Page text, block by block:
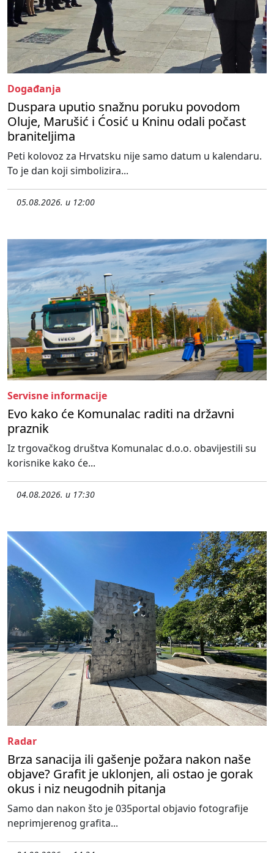
Događanja
Duspara uputio snažnu poruku povodom
Oluje, Marušić i Ćosić u Kninu odali počast
braniteljima
Peti kolovoz za Hrvatsku nije samo datum u kalendaru.
To je dan koji simbolizira...
05.08.2026. u 12:00
Servisne informacije
Evo kako će Komunalac raditi na državni
praznik
Iz trgovačkog društva Komunalac d.o.o. obavijestili su
korisnike kako će...
04.08.2026. u 17:30
Radar
Brza sanacija ili gašenje požara nakon naše
objave? Grafit je uklonjen, ali ostao je gorak
okus i niz neugodnih pitanja
Samo dan nakon što je 035portal objavio fotografije
neprimjerenog grafita...